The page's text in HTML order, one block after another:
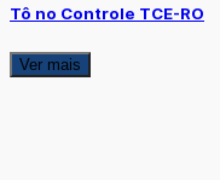
Tô no Controle TCE-RO
Ver mais